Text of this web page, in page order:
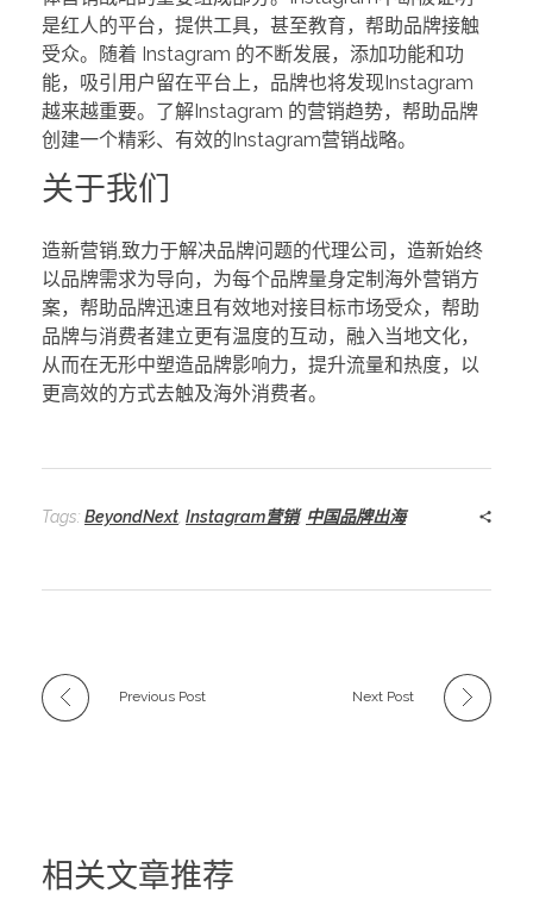
是红人的平台，提供工具，甚至教育，帮助品牌接触
受众。随着 Instagram 的不断发展，添加功能和功
能，吸引用户留在平台上，品牌也将发现Instagram
越来越重要。了解Instagram 的营销趋势，帮助品牌
创建一个精彩、有效的Instagram营销战略。
关于我们
造新营销,致力于解决品牌问题的代理公司，造新始终
以品牌需求为导向，为每个品牌量身定制海外营销方
案，帮助品牌迅速且有效地对接目标市场受众，帮助
品牌与消费者建立更有温度的互动，融入当地文化，
从而在无形中塑造品牌影响力，提升流量和热度，以
更高效的方式去触及海外消费者。
Tags: BeyondNext, Instagram营销, 中国品牌出海
Previous Post Next Post
相关文章推荐